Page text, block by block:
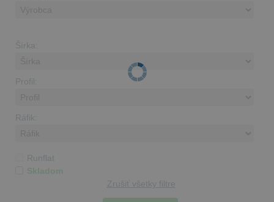
Šírka:
Profil:
Ráfik:
Runflat
Skladom
Zrušiť všetky filtre